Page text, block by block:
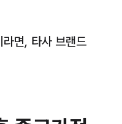
면, 타사 브랜드